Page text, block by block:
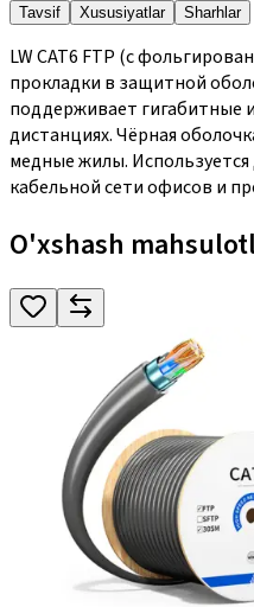
Tavsif Xususiyatlar Sharhlar
LW CAT6 FTP (с
прокладки в защитной
поддерживает гигабитные
дистанциях. Чёрная
медные жилы.
кабельной сети офисов и
O'xshash